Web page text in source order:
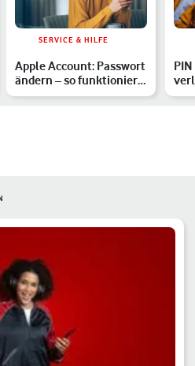
SERVICE & HILFE
Apple Account: Passwort
ändern – so funktioniert
es auf iPhone & …